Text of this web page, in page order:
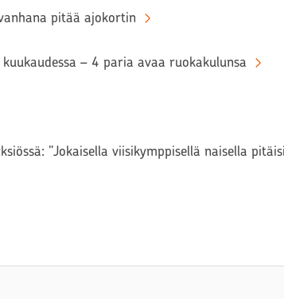
pitää ajokortin
– 4 paria avaa ruokakulunsa
”Jokaisella viisikymppisellä naisella